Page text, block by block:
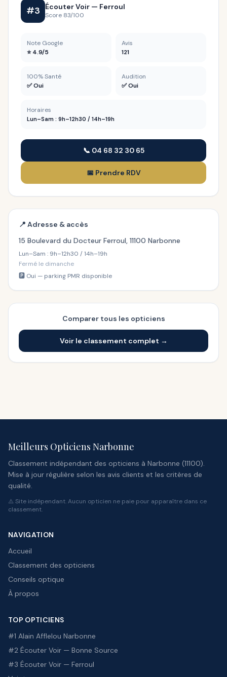
#3 Écouter Voir — Ferroul
Score 83/100
Note Google
⭐ 4.9/5
Avis
121
100% Santé
✅ Oui
Audition
✅ Oui
Horaires
Lun–Sam : 9h–12h30 / 14h–19h
📞 04 68 32 30 65
📅 Prendre RDV
📍 Adresse & accès
15 Boulevard du Docteur Ferroul, 11100 Narbonne
Lun–Sam : 9h–12h30 / 14h–19h
Fermé le dimanche
🅿️ Oui — parking PMR disponible
Comparer tous les opticiens
Voir le classement complet →
Meilleurs Opticiens Narbonne
Classement indépendant des opticiens à Narbonne (11100).
Mise à jour régulière selon les avis clients et les critères de
qualité.
⚠️ Site indépendant. Aucun opticien ne paie pour apparaître dans ce
classement.
NAVIGATION
Accueil
Classement des opticiens
Conseils optique
À propos
TOP OPTICIENS
#1 Alain Afflelou Narbonne
#2 Écouter Voir — Bonne Source
#3 Écouter Voir — Ferroul